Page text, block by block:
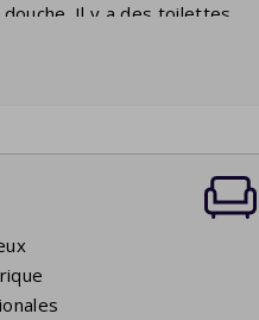
Il y a des toilettes